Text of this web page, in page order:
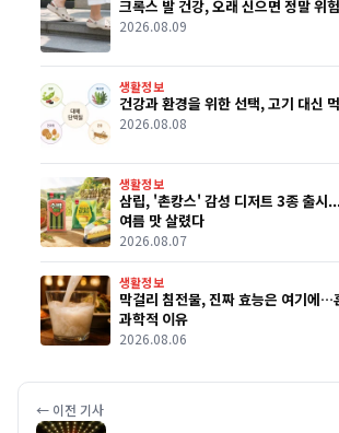
크록스 발 건강, 오래 신으면 정말 위
2026.08.09
생활정보
건강과 환경을 위한 선택, 고기 대신
2026.08.08
생활정보
삼립, '촌캉스' 감성 디저트 3종 출시
여름 맛 살렸다
2026.08.07
생활정보
막걸리 침전물, 진짜 효능은 여기에…
과학적 이유
2026.08.06
← 이전 기사